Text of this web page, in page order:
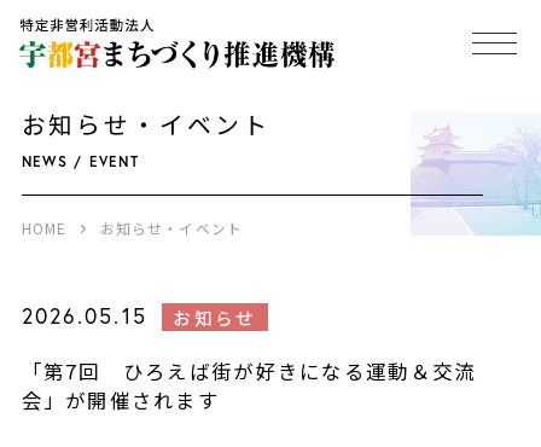
お知らせ・イベント
NEWS / EVENT
HOME お知らせ・イベント
2026.05.15 お知らせ
「第7回 ひろえば街が好きになる運動＆交流
会」が開催されます